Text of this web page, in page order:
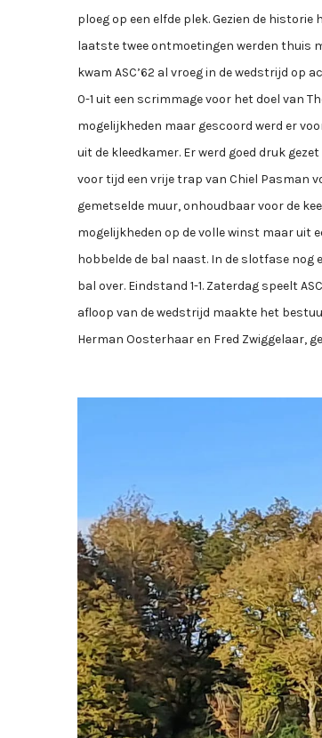
ploeg op een elfde plek. Gezien de historie
laatste twee ontmoetingen werden thuis
kwam ASC’62 al vroeg in de wedstrijd op
0-1 uit een scrimmage voor het doel van
mogelijkheden maar gescoord werd er
uit de kleedkamer. Er werd goed druk
voor tijd een vrije trap van Chiel Pasman
gemetselde muur, onhoudbaar voor de
mogelijkheden op de volle winst maar uit
hobbelde de bal naast. In de slotfase nog
bal over. Eindstand 1-1. Zaterdag speelt
afloop van de wedstrijd maakte het
Herman Oosterhaar en Fred Zwiggelaar,